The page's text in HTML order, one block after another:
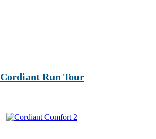
Cordiant Run Tour